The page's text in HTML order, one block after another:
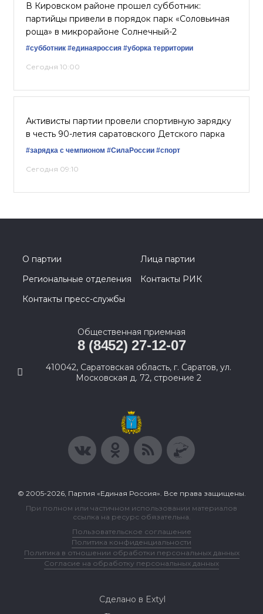
В Кировском районе прошел субботник:
партийцы привели в порядок парк «Соловьиная
роща» в микрорайоне Солнечный-2
#субботник #единаяроссия #уборка территории
Сегодня 10:00
Активисты партии провели спортивную зарядку
в честь 90-летия саратовского Детского парка
#зарядка с чемпионом #СилаРоссии #спорт
Сегодня 09:10
О партии
Лица партии
Региональные отделения
Контакты РИК
Контакты пресс-службы
Общественная приемная
8 (8452) 27-12-07
410042, Саратовская область, г. Саратов, ул.
Московская д. 72, строение 2
© 2005-2026, Партия «Единая Россия». Все права защищены.
При полном или частичном использовании материалов
ссылка на ресурс обязательна.
Пользовательское соглашение
Политика конфиденциальности
Политика в отношении обработки персональных данных
Согласие на обработку персональных данных
Сделано в Extyl